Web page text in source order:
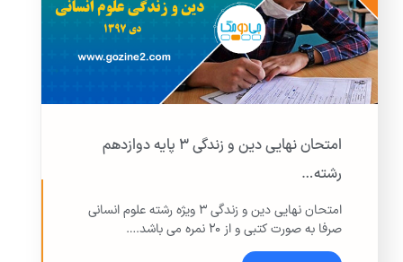
امتحان نهایی دین و زندگی ۳ پایه دوازدهم
رشته…
امتحان نهایی دین و زندگی ۳ ویژه رشته علوم انسانی
صرفا به صورت کتبی و از ۲۰ نمره می باشد.…